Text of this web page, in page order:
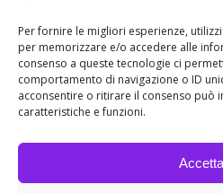
Per fornire le migliori esperienze,
per memorizzare e/o accedere alle
consenso a queste tecnologie ci
comportamento di navigazione o ID
acconsentire o ritirare il consenso può
caratteristiche e funzioni.
Accetta
settore.giovanile@asdtorre.it